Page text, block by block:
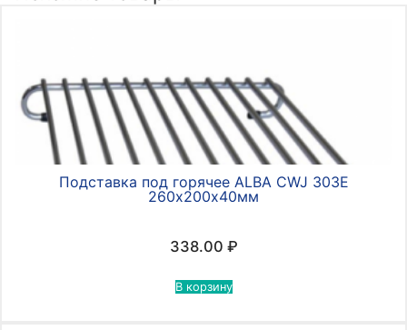
Подставка под горячее ALBA CWJ 303Е
260х200х40мм
338.00 ₽
В корзину